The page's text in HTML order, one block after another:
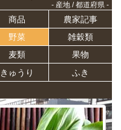
- 産地 / 都道府県 -
商品
農家記事
野菜
雑穀類
麦類
果物
きゅうり
ふき